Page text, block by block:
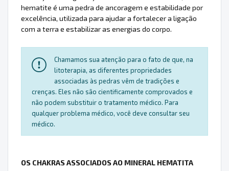
hematite é uma pedra de ancoragem e estabilidade por
excelência, utilizada para ajudar a fortalecer a ligação
com a terra e estabilizar as energias do corpo.
Chamamos sua atenção para o fato de que, na
litoterapia, as diferentes propriedades
associadas às pedras vêm de tradições e
crenças. Eles não são cientificamente comprovados e
não podem substituir o tratamento médico. Para
qualquer problema médico, você deve consultar seu
médico.
OS CHAKRAS ASSOCIADOS AO MINERAL HEMATITA